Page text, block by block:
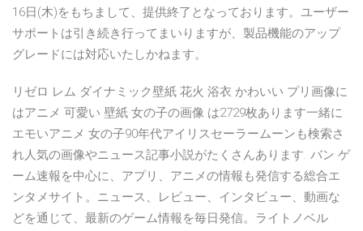
16日(木)をもちまして、提供終了となっております。ユーザー
サポートは引き続き行ってまいりますが、製品機能のアップ
グレードには対応いたしかねます。
リゼロ レム ダイナミック壁紙 花火 浴衣 かわいい プリ画像に
はアニメ 可愛い 壁紙 女の子の画像 は2729枚あります一緒に
エモいアニメ 女の子90年代アイリスセーラームーンも検索さ
れ人気の画像やニュース記事小説がたくさんあります. バン ゲ
ーム速報を中心に、アプリ、アニメの情報も発信する総合エ
ンタメサイト。ニュース、レビュー、インタビュー、動画な
どを通じて、最新のゲーム情報を毎日発信。ライトノベル